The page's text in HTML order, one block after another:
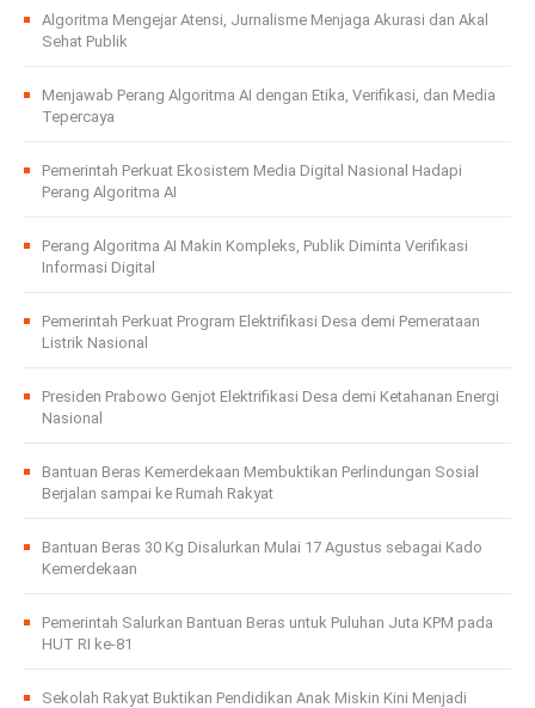
Algoritma Mengejar Atensi, Jurnalisme Menjaga Akurasi dan Akal
Sehat Publik
Menjawab Perang Algoritma AI dengan Etika, Verifikasi, dan Media
Tepercaya
Pemerintah Perkuat Ekosistem Media Digital Nasional Hadapi
Perang Algoritma AI
Perang Algoritma AI Makin Kompleks, Publik Diminta Verifikasi
Informasi Digital
Pemerintah Perkuat Program Elektrifikasi Desa demi Pemerataan
Listrik Nasional
Presiden Prabowo Genjot Elektrifikasi Desa demi Ketahanan Energi
Nasional
Bantuan Beras Kemerdekaan Membuktikan Perlindungan Sosial
Berjalan sampai ke Rumah Rakyat
Bantuan Beras 30 Kg Disalurkan Mulai 17 Agustus sebagai Kado
Kemerdekaan
Pemerintah Salurkan Bantuan Beras untuk Puluhan Juta KPM pada
HUT RI ke-81
Sekolah Rakyat Buktikan Pendidikan Anak Miskin Kini Menjadi